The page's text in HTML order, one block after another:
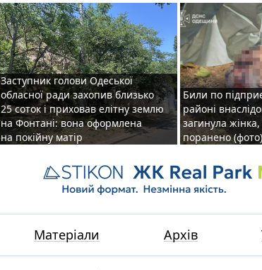
Заступник голови Одеської
обласної ради захопив близько
25 соток і приховав елітну землю
на Фонтані: вона оформлена
на покійну матір
Били по
районі
загинула
поранено (фото)
Матеріали Архів